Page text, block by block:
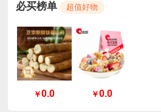
必买榜单 超值好物
￥0.0 ￥0.0